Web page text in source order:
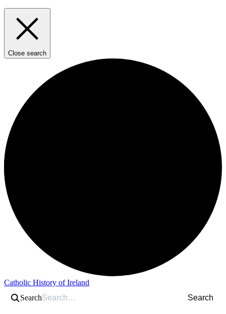
Close search
Catholic History of Ireland
Search
Search